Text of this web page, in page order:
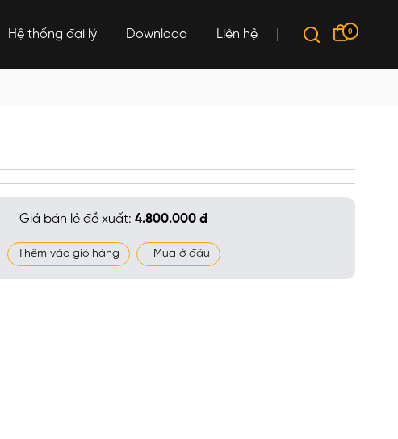
Hệ thống đại lý Download Liên hệ 0
Giá bán lẻ đề xuất: 4.800.000 đ
Thêm vào giỏ hàng Mua ở đâu